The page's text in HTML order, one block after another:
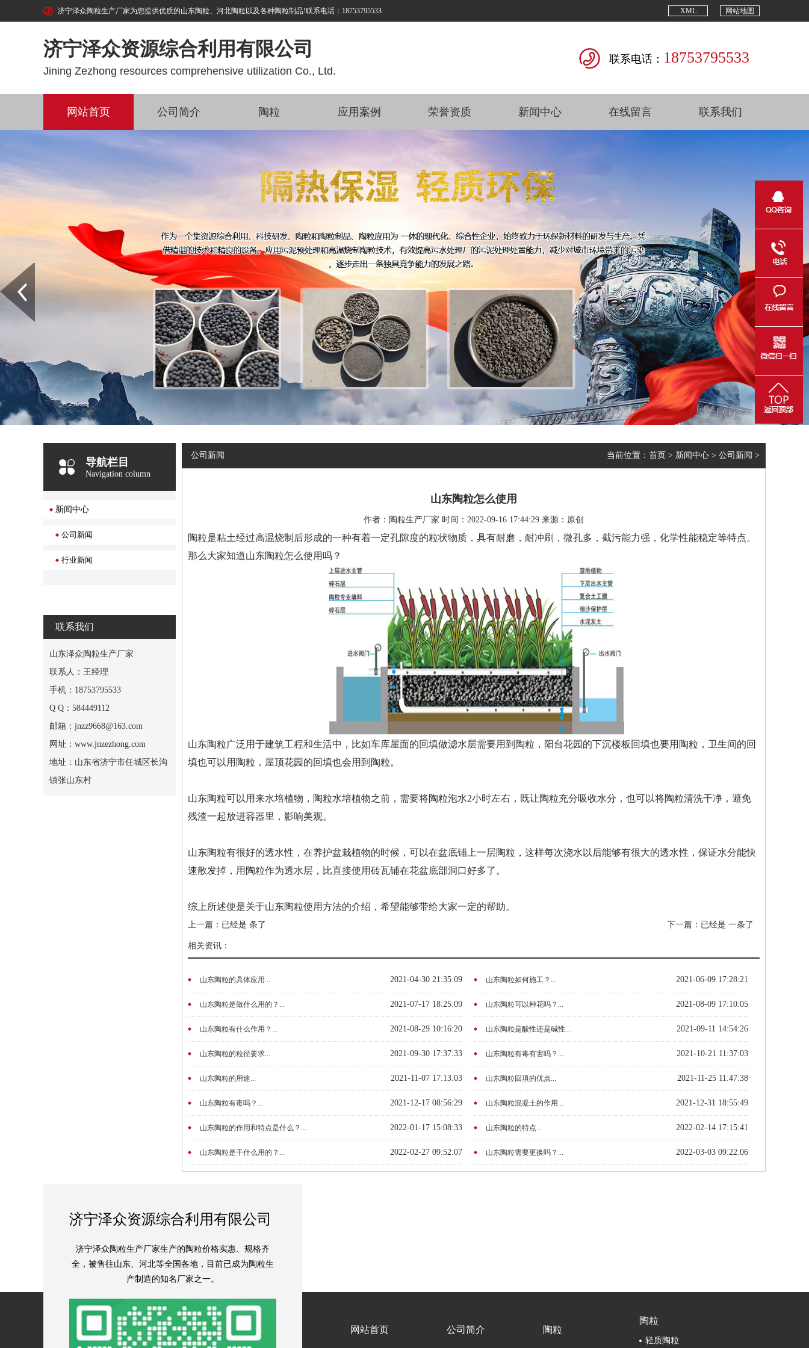
济宁泽众陶粒生产厂家为您提供优质的山东陶粒、河北陶粒以及各种陶粒制品!联系电话：18753795533 网站地图
XML
济宁泽众资源综合利用有限公司
Jining Zezhong resources comprehensive utilization Co., Ltd.
联系电话： 18753795533
网站首页 公司简介 陶粒 应用案例 荣誉资质 新闻中心 在线留言 联系我们
Next
导航栏目
Navigation column
新闻中心
公司新闻
行业新闻
联系我们
山东泽众陶粒生产厂家
联系人：王经理
手机：18753795533
Q Q：584449112
邮箱：jnzz9668@163.com
网址：www.jnzezhong.com
地址：山东省济宁市任城区长沟
镇张山东村
当前位置： 首页 > 新闻中心 > 公司新闻 >
公司新闻
山东陶粒怎么使用
作者：陶粒生产厂家 时间：2022-09-16 17:44:29 来源：原创
陶粒是粘土经过高温烧制后形成的一种有着一定孔隙度的粒状物质，具有耐磨，耐冲刷，微孔多，截污能力强，化学性能稳定等特点。
那么大家知道山东陶粒怎么使用吗？
山东陶粒广泛用于建筑工程和生活中，比如车库屋面的回填做滤水层需要用到陶粒，阳台花园的下沉楼板回填也要用陶粒，卫生间的回
填也可以用陶粒，屋顶花园的回填也会用到陶粒。
山东陶粒可以用来水培植物，陶粒水培植物之前，需要将陶粒泡水2小时左右，既让陶粒充分吸收水分，也可以将陶粒清洗干净，避免
残渣一起放进容器里，影响美观。
山东陶粒有很好的透水性，在养护盆栽植物的时候，可以在盆底铺上一层陶粒，这样每次浇水以后能够有很大的透水性，保证水分能快
速散发掉，用陶粒作为透水层，比直接使用砖瓦铺在花盆底部洞口好多了。
综上所述便是关于山东陶粒使用方法的介绍，希望能够带给大家一定的帮助。
上一篇：已经是 条了 下一篇：已经是 一条了
相关资讯：
2021-04-30 21:35:09
山东陶粒的具体应用... 2021-06-09 17:28:21
山东陶粒如何施工？...
2021-07-17 18:25:09
山东陶粒是做什么用的？... 2021-08-09 17:10:05
山东陶粒可以种花吗？...
2021-08-29 10:16:20
山东陶粒有什么作用？... 2021-09-11 14:54:26
山东陶粒是酸性还是碱性...
2021-09-30 17:37:33
山东陶粒的粒径要求... 2021-10-21 11:37:03
山东陶粒有毒有害吗？...
2021-11-07 17:13:03
山东陶粒的用途... 2021-11-25 11:47:38
山东陶粒回填的优点...
2021-12-17 08:56:29
山东陶粒有毒吗？... 2021-12-31 18:55:49
山东陶粒混凝土的作用...
2022-01-17 15:08:33
山东陶粒的作用和特点是什么？... 2022-02-14 17:15:41
山东陶粒的特点...
2022-02-27 09:52:07
山东陶粒是干什么用的？... 2022-03-03 09:22:06
山东陶粒需要更换吗？...
济宁泽众资源综合利用有限公司
济宁泽众陶粒生产厂家生产的陶粒价格实惠、规格齐
全，被售往山东、河北等全国各地，目前已成为陶粒生
产制造的知名厂家之一。
网站首页 公司简介 陶粒
陶粒
轻质陶粒